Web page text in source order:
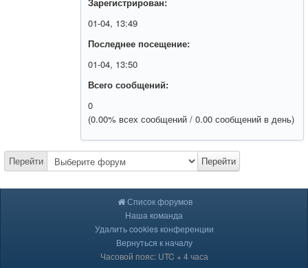
01-04, 13:49
Последнее посещение:
01-04, 13:50
Всего сообщений:
0
(0.00% всех сообщений / 0.00 сообщений в день)
Перейти Перейти
Список форумов
Наша команда
Удалить cookies конференции
Вернуться к началу
Часовой пояс: UTC + 4 часа